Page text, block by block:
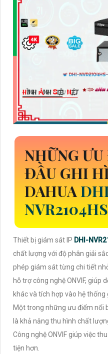
NHỮNG
ĐẦU GHI
DAHUA
Thiết bị giám sát IP DHI-
chất lượng với độ phân giải
phép giám sát từng chi tiết
hỗ trợ công nghệ ONVIF, giúp
khác và tích hợp vào hệ thống
Một trong những ưu điểm nổi
là khả năng thu hình chất
Công nghệ ONVIF giúp việc
tiện hơn.